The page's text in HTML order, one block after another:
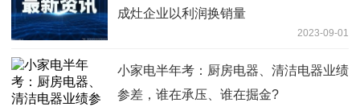
成灶企业以利润换销量
2023-09-01
小家电半年考：厨房电器、清洁电器业绩
参差，谁在承压、谁在掘金?